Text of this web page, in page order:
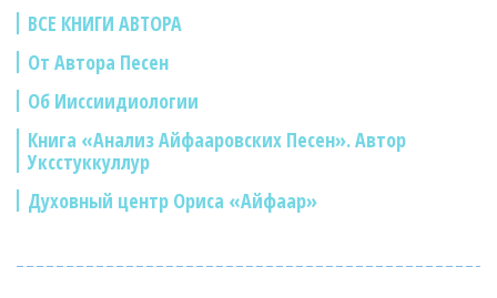
ВСЕ КНИГИ АВТОРА
От Автора Песен
Об Ииссиидиологии
Книга «Анализ Айфааровских Песен». Автор
Уксстуккуллур
Духовный центр Ориса «Айфаар»